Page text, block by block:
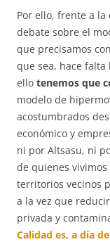
Por ello, frente a
debate sobre el
que precisamos
que sea, hace falta
ello tenemos que
modelo de
acostumbrados
económico y
ni por Altsasu, ni
de quienes
territorios vecinos
a la vez que
privada y
Calidad es, a día